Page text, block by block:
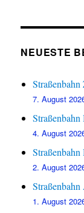
NEUESTE
7. August
4. August
Straßenbahn
2. August
1. August